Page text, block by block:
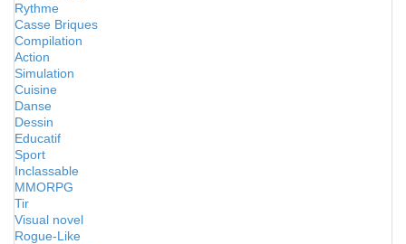
Rythme
Casse Briques
Compilation
Action
Simulation
Cuisine
Danse
Dessin
Educatif
Sport
Inclassable
MMORPG
Tir
Visual novel
Rogue-Like